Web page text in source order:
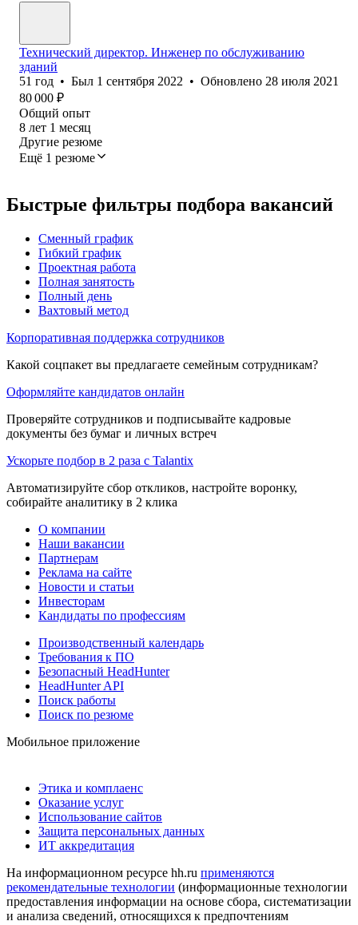
Технический директор. Инженер по обслуживанию
зданий
51 год • Был 1 сентября 2022 • Обновлено 28 июля 2021
80 000 ₽
Общий опыт
8 лет 1 месяц
Другие резюме
Ещё 1 резюме
Быстрые фильтры подбора вакансий
Сменный график
Гибкий график
Проектная работа
Полная занятость
Полный день
Вахтовый метод
Корпоративная поддержка сотрудников
Какой соцпакет вы предлагаете семейным сотрудникам?
Оформляйте кандидатов онлайн
Проверяйте сотрудников и подписывайте кадровые
документы без бумаг и личных встреч
Ускорьте подбор в 2 раза с Talantix
Автоматизируйте сбор откликов, настройте воронку,
собирайте аналитику в 2 клика
О компании
Наши вакансии
Партнерам
Реклама на сайте
Новости и статьи
Инвесторам
Кандидаты по профессиям
Производственный календарь
Требования к ПО
Безопасный HeadHunter
HeadHunter API
Поиск работы
Поиск по резюме
Мобильное приложение
Этика и комплаенс
Оказание услуг
Использование сайтов
Защита персональных данных
ИТ аккредитация
На информационном ресурсе hh.ru применяются
рекомендательные технологии (информационные технологии
предоставления информации на основе сбора, систематизации
и анализа сведений, относящихся к предпочтениям